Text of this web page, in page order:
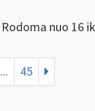
Rodoma nuo 16
... 45